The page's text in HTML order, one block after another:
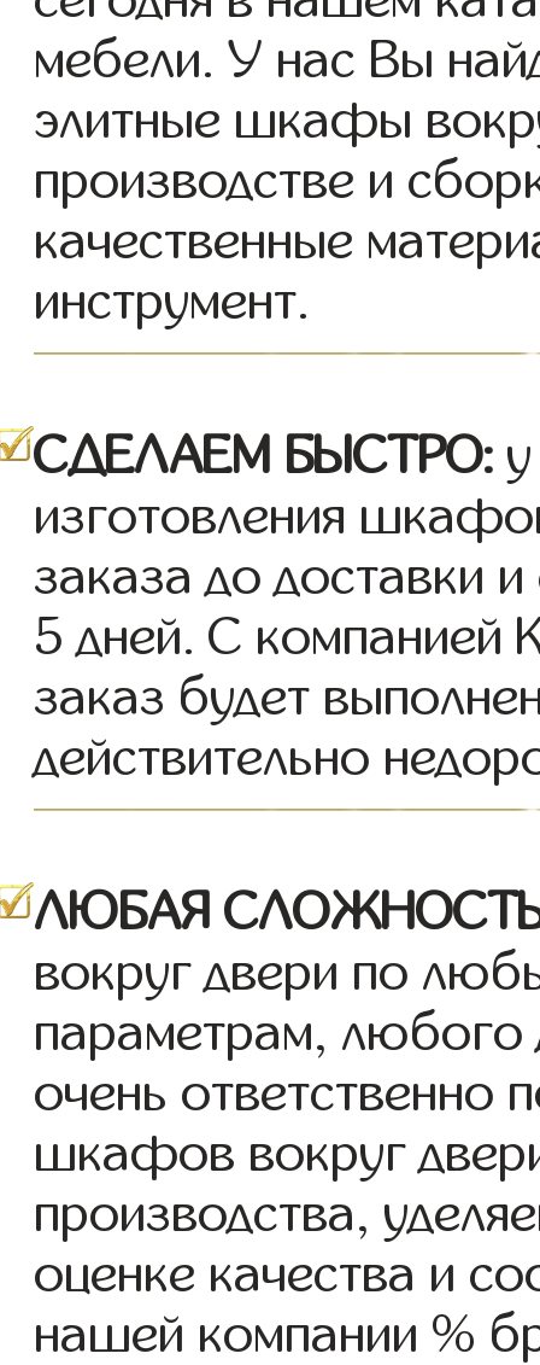
мебели. У нас Вы
элитные шкафы
производстве и
качественные
инструмент.
СДЕЛАЕМ БЫСТРО:
изготовления
заказа до доставки
5 дней. С компанией
заказ будет
действительно
ЛЮБАЯ
вокруг двери по
параметрам, любого
очень ответственно
шкафов вокруг
производства,
оценке качества и
нашей компании %